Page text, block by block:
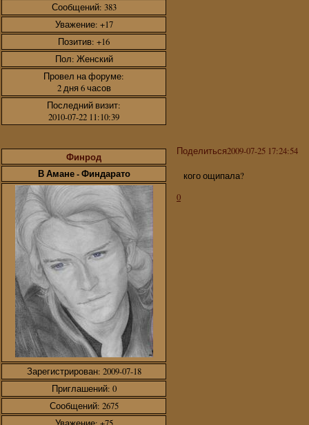
Сообщений: 383
Уважение: +17
Позитив: +16
Пол: Женский
Провел на форуме:
2 дня 6 часов
Последний визит:
2010-07-22 11:10:39
Поделиться2009-07-25 17:24:54
Финрод
В Амане - Финдарато
Зарегистрирован: 2009-07-18
Приглашений: 0
Сообщений: 2675
кого ощипала?
0